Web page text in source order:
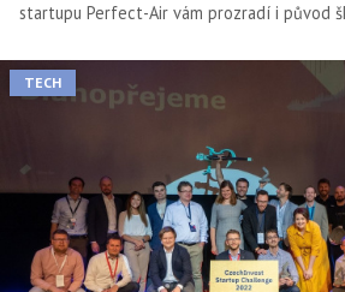
startupu Perfect-Air vám prozradí i původ
TECH